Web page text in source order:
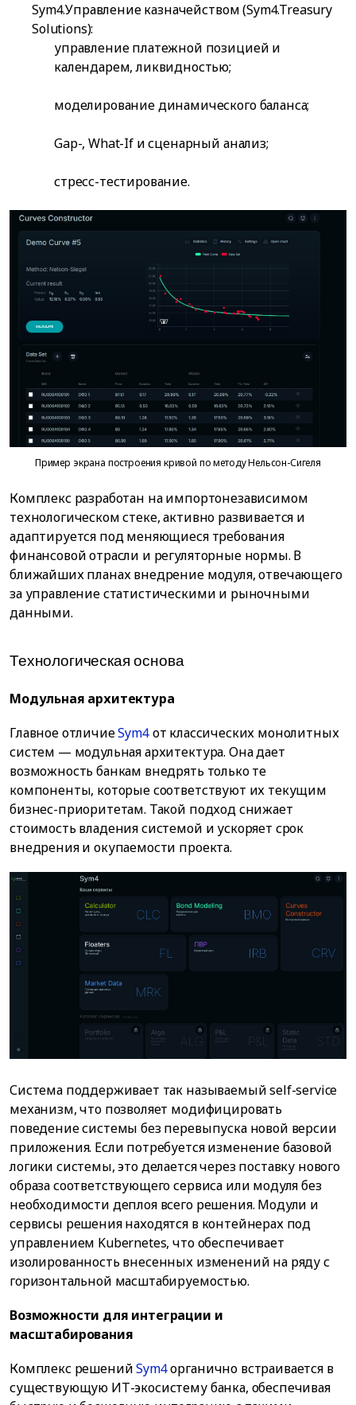
Sym4.Управление казначейством (Sym4.Treasury
Solutions):
управление платежной позицией и
календарем, ликвидностью;
моделирование динамического баланса;
Gap-, What-If и сценарный анализ;
стресс-тестирование.
Пример экрана построения кривой по методу Нельсон-Сигеля
Комплекс разработан на импортонезависимом
технологическом стеке, активно развивается и
адаптируется под меняющиеся требования
финансовой отрасли и регуляторные нормы. В
ближайших планах внедрение модуля, отвечающего
за управление статистическими и рыночными
данными.
Технологическая основа
Модульная архитектура
Главное отличиеSym4от классических монолитных
систем — модульная архитектура. Она дает
возможность банкам внедрять только те
компоненты, которые соответствуют их текущим
бизнес-приоритетам. Такой подход снижает
стоимость владения системой и ускоряет срок
внедрения и окупаемости проекта.
Система поддерживает так называемый self-service
механизм, что позволяет модифицировать
поведение системы без перевыпуска новой версии
приложения. Если потребуется изменение базовой
логики системы, это делается через поставку нового
образа соответствующего сервиса или модуля без
необходимости деплоя всего решения. Модули и
сервисы решения находятся в контейнерах под
управлением Kubernetes, что обеспечивает
изолированность внесенных изменений на ряду с
горизонтальной масштабируемостью.
Возможности для интеграции и
масштабирования
Комплекс решенийSym4органично встраивается в
существующую ИТ-экосистему банка, обеспечивая